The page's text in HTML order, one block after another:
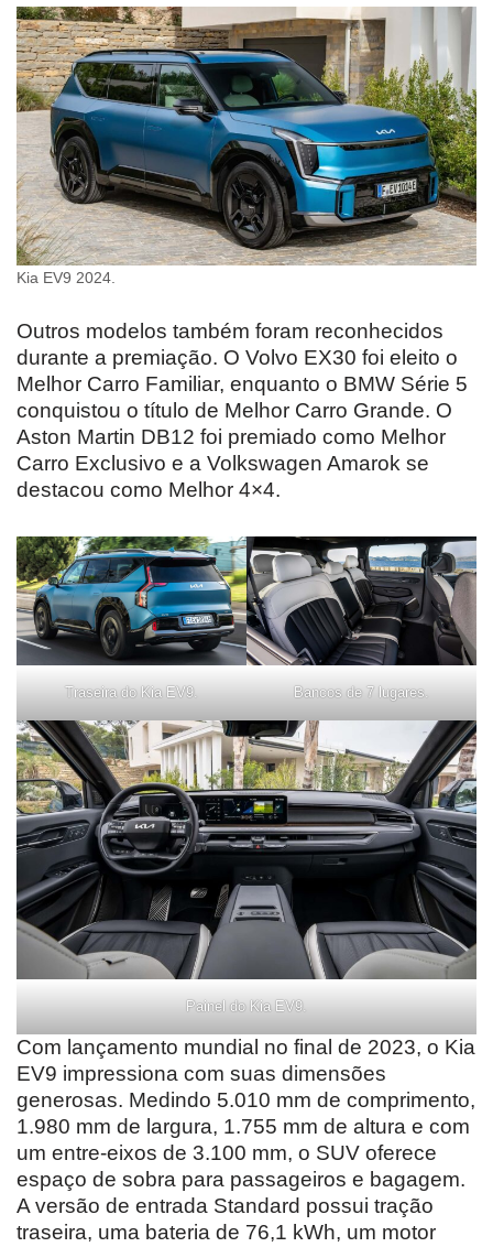
Kia EV9 2024.
Outros modelos também foram reconhecidos
durante a premiação. O Volvo EX30 foi eleito o
Melhor Carro Familiar, enquanto o BMW Série 5
conquistou o título de Melhor Carro Grande. O
Aston Martin DB12 foi premiado como Melhor
Carro Exclusivo e a Volkswagen Amarok se
destacou como Melhor 4×4.
Traseira do Kia EV9. Bancos de 7 lugares.
Painel do Kia EV9.
Com lançamento mundial no final de 2023, o Kia
EV9 impressiona com suas dimensões
generosas. Medindo 5.010 mm de comprimento,
1.980 mm de largura, 1.755 mm de altura e com
um entre-eixos de 3.100 mm, o SUV oferece
espaço de sobra para passageiros e bagagem.
A versão de entrada Standard possui tração
traseira, uma bateria de 76,1 kWh, um motor